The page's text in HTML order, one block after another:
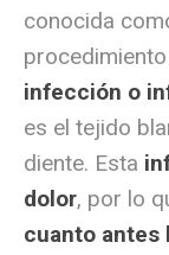
conocida
infección o
es el tejido
diente. Esta
dolor, por lo
cuanto antes